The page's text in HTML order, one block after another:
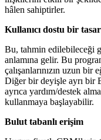
hâlen sahiptirler.
Kullanıcı dostu bir
Bu, tahmin edilebileceği
anlamına gelir. Bu
çalışanlarınızın uzun bir
Diğer bir deyişle ayrı bir
ayrıca yardım/destek
kullanmaya başlayabilir.
Bulut tabanlı erişim